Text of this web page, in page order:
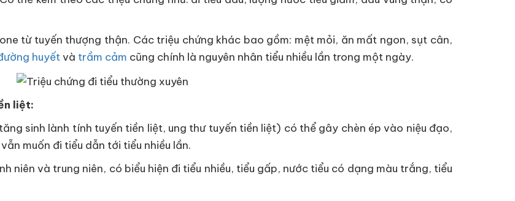
từ tuyến thượng thận. Các triệu chứng khác bao gồm: mệt mỏi, ăn mất ngon, sụt cân,
huyếtvà trầm cảm cũng chính là nguyên nhân tiểu nhiều lần trong một ngày.
liệt:
sinh lành tính tuyến tiền liệt, ung thư tuyến tiền liệt) có thể gây chèn ép vào niệu đạo,
muốn đi tiểu dẫn tới tiểu nhiều lần.
niên và trung niên, có biểu hiện đi tiểu nhiều, tiểu gấp, nước tiểu có dạng màu trắng, tiểu